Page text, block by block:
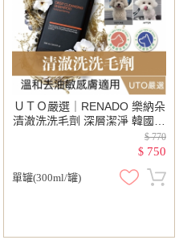
ＵＴＯ嚴選｜RENADO 樂納朵
清澈洗洗毛劑 深層潔淨 韓國進
口 韓國頂尖寵物美容師首選 寵
$ 770
$ 750
單罐(300ml/罐)